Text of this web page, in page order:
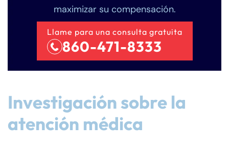
maximizar su compensación.
Llame para una consulta gratuita
860-471-8333
Investigación sobre la
atención médica
Thursday
8:30 AM – 5:00
PM
Friday
8:30 AM – 5:00
PM
Thursday
8:30 AM – 5:00
PM
Friday
8:30 AM – 5:00
PM